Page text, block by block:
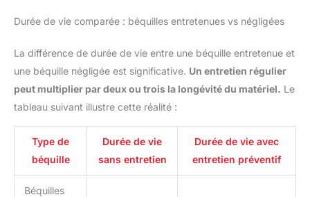
Durée de vie comparée : béquilles entretenues vs négligées
La différence de durée de vie entre une béquille entretenue et
une béquille négligée est significative. Un entretien régulier
peut multiplier par deux ou trois la longévité du matériel. Le
tableau suivant illustre cette réalité :
Type de
béquille
Durée de vie
sans entretien
Durée de vie avec
entretien préventif
Béquilles